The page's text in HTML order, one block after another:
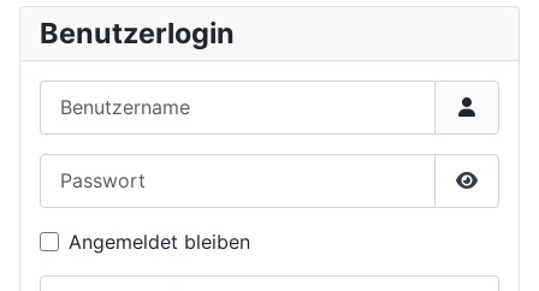
Benutzerlogin
Angemeldet bleiben